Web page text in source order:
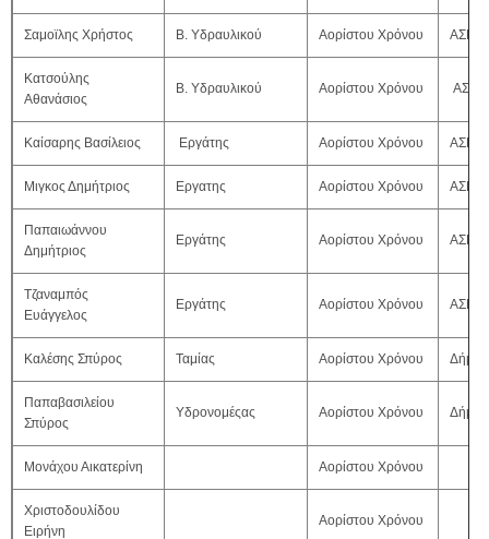
Σαμοϊλης Χρήστος Β. Υδραυλικού Αορίστου Χρόνου ΑΣΕΠ
Κατσούλης
Αθανάσιος
Β. Υδραυλικού Αορίστου Χρόνου ΑΣΕΠ
Καίσαρης Βασίλειος Εργάτης Αορίστου Χρόνου ΑΣΕΠ
Μιγκος Δημήτριος Εργατης Αορίστου Χρόνου ΑΣΕΠ
Παπαιωάννου
Δημήτριος
Εργάτης Αορίστου Χρόνου ΑΣΕΠ
Τζαναμπός
Ευάγγελος
Εργάτης Αορίστου Χρόνου ΑΣΕΠ
Καλέσης Σπύρος Ταμίας Αορίστου Χρόνου Δήμος
Παπαβασιλείου
Σπύρος
Υδρονομέςας Αορίστου Χρόνου Δήμος
Μονάχου Αικατερίνη Αορίστου Χρόνου
Χριστοδουλίδου
Ειρήνη
Αορίστου Χρόνου